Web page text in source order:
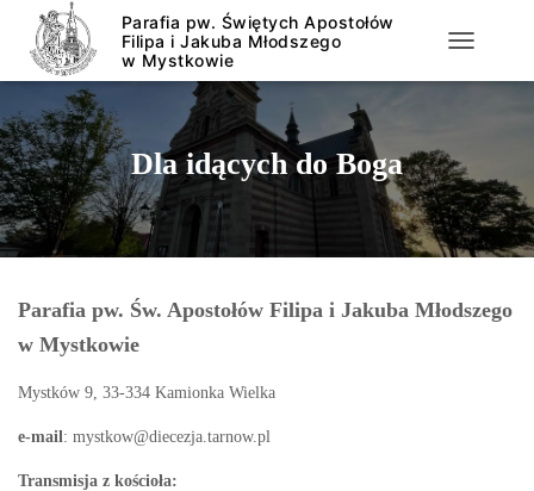
Dla idących do Boga
Parafia pw. Św. Apostołów Filipa i Jakuba Młodszego
w Mystkowie
Mystków 9, 33-334 Kamionka Wielka
e-mail: mystkow@diecezja.tarnow.pl
Transmisja z kościoła: